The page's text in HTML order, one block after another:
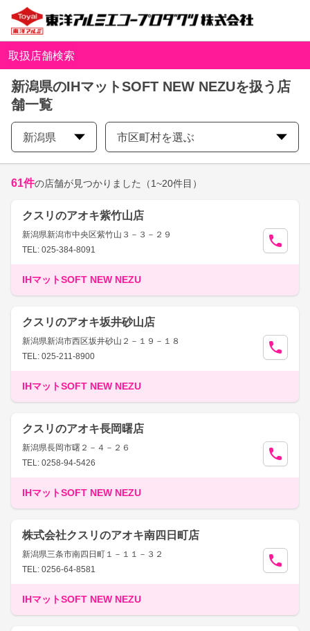
取扱店舗検索
新潟県のIHマットSOFT NEW NEZUを扱う店
舗一覧
新潟県 市区町村を選ぶ
61件の店舗が見つかりました （1~20件目）
クスリのアオキ紫竹山店
新潟県新潟市中央区紫竹山３－３－２９
TEL: 025-384-8091
IHマットSOFT NEW NEZU
クスリのアオキ坂井砂山店
新潟県新潟市西区坂井砂山２－１９－１８
TEL: 025-211-8900
IHマットSOFT NEW NEZU
クスリのアオキ長岡曙店
新潟県長岡市曙２－４－２６
TEL: 0258-94-5426
IHマットSOFT NEW NEZU
株式会社クスリのアオキ南四日町店
新潟県三条市南四日町１－１１－３２
TEL: 0256-64-8581
IHマットSOFT NEW NEZU